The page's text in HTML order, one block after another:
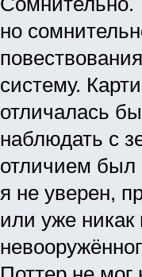
но
систему.
отличалась
наблюдать с
отличием
я не уверен,
или уже